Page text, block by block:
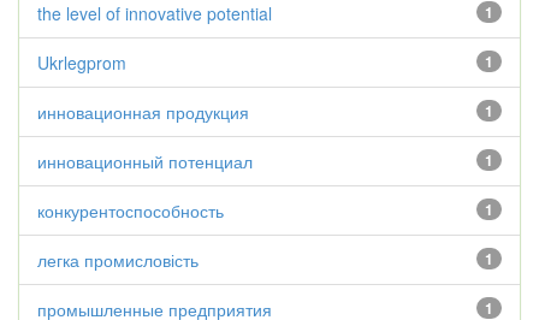
1
the level of innovative potential
1
Ukrlegprom
1
инновационная продукция
1
инновационный потенциал
1
конкурентоспособность
1
легка промисловість
1
промышленные предприятия